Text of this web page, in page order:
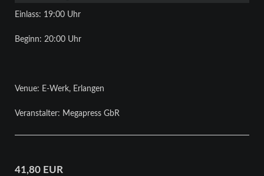
Einlass: 19:00 Uhr
Beginn: 20:00 Uhr
Venue: E-Werk, Erlangen
Veranstalter: Megapress GbR
41,80 EUR